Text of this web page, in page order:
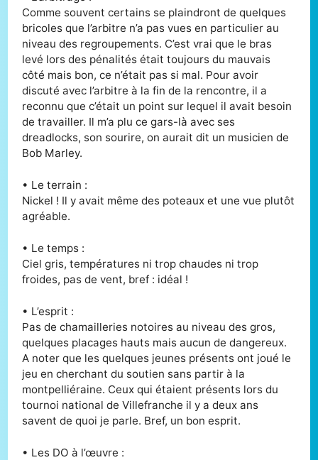
Comme souvent certains se plaindront de quelques
bricoles que l’arbitre n’a pas vues en particulier au
niveau des regroupements. C’est vrai que le bras
levé lors des pénalités était toujours du mauvais
côté mais bon, ce n’était pas si mal. Pour avoir
discuté avec l’arbitre à la fin de la rencontre, il a
reconnu que c’était un point sur lequel il avait besoin
de travailler. Il m’a plu ce gars-là avec ses
dreadlocks, son sourire, on aurait dit un musicien de
Bob Marley.
• Le terrain :
Nickel ! Il y avait même des poteaux et une vue plutôt
agréable.
• Le temps :
Ciel gris, températures ni trop chaudes ni trop
froides, pas de vent, bref : idéal !
• L’esprit :
Pas de chamailleries notoires au niveau des gros,
quelques placages hauts mais aucun de dangereux.
A noter que les quelques jeunes présents ont joué le
jeu en cherchant du soutien sans partir à la
montpelliéraine. Ceux qui étaient présents lors du
tournoi national de Villefranche il y a deux ans
savent de quoi je parle. Bref, un bon esprit.
• Les DO à l’œuvre :